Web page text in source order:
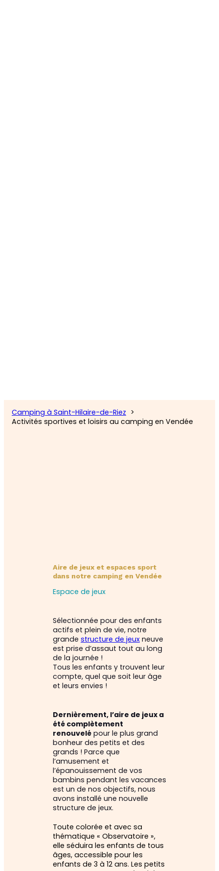
Camping à Saint-Hilaire-de-Riez
Activités sportives et loisirs au camping en Vendée
Aire de jeux et espaces sport
dans notre camping en Vendée
Espace de jeux
Sélectionnée pour des enfants
actifs et plein de vie, notre
grande structure de jeux neuve
est prise d’assaut tout au long
de la journée !
Tous les enfants y trouvent leur
compte, quel que soit leur âge
et leurs envies !
Dernièrement, l’aire de jeux a
été complètement
renouvelé pour le plus grand
bonheur des petits et des
grands ! Parce que
l’amusement et
l’épanouissement de vos
bambins pendant les vacances
est un de nos objectifs, nous
avons installé une nouvelle
structure de jeux.
Toute colorée et avec sa
thématique « Observatoire »,
elle séduira les enfants de tous
âges, accessible pour les
enfants de 3 à 12 ans. Les petits